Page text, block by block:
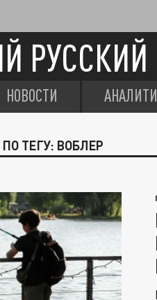
РУССКИЙ
НОВОСТИ
ТЕГУ: ВОБЛЕР